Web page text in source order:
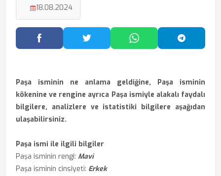
18.08.2024
Facebook'ta PaylaşTwitter'da PaylaşWhatsApp'ta Paylaş
Paşa isminin ne anlama geldiğine, Paşa isminin
kökenine ve rengine ayrıca Paşa ismiyle alakalı faydalı
bilgilere, analizlere ve istatistiki bilgilere aşağıdan
ulaşabilirsiniz.
Paşa ismi ile ilgili bilgiler
Paşa isminin rengi: Mavi
Paşa isminin cinsiyeti: Erkek